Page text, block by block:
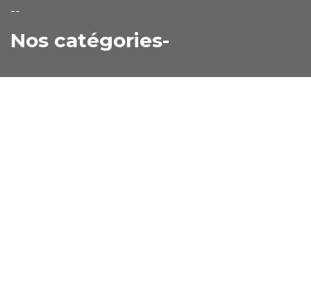
--
Nos catégories-